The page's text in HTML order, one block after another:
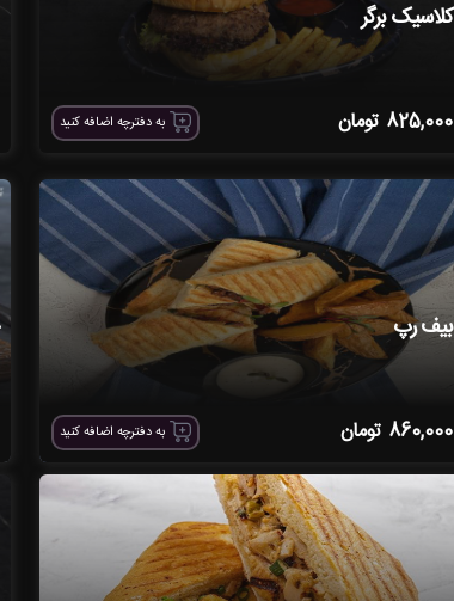
کلاسیک برگر
825,000 تومان به دفترچه اضافه کنید
بیف رپ
860,000 تومان به دفترچه اضافه کنید